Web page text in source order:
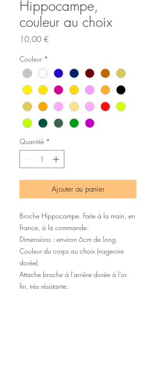
Hippocampe,
couleur au choix
10,00 €
Couleur *
Quantité *
Ajouter au panier
Broche Hippocampe. Faite à la main, en
France, à la commande.
Dimensions : environ 6cm de long.
Couleur du corps au choix (nageoire
dorée).
Attache broche à l'arrière dorée à l'or
fin, très résistante.